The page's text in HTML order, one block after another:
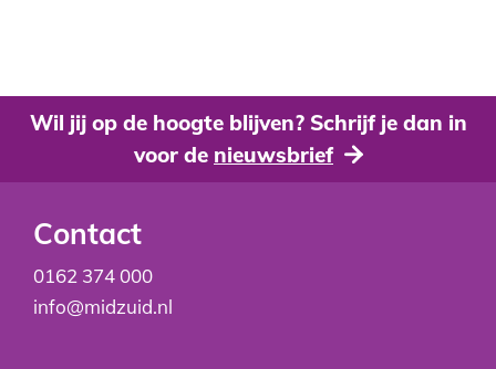
Wil jij op de hoogte blijven? Schrijf je dan in
voor de nieuwsbrief
Contact
0162 374 000
info@midzuid.nl